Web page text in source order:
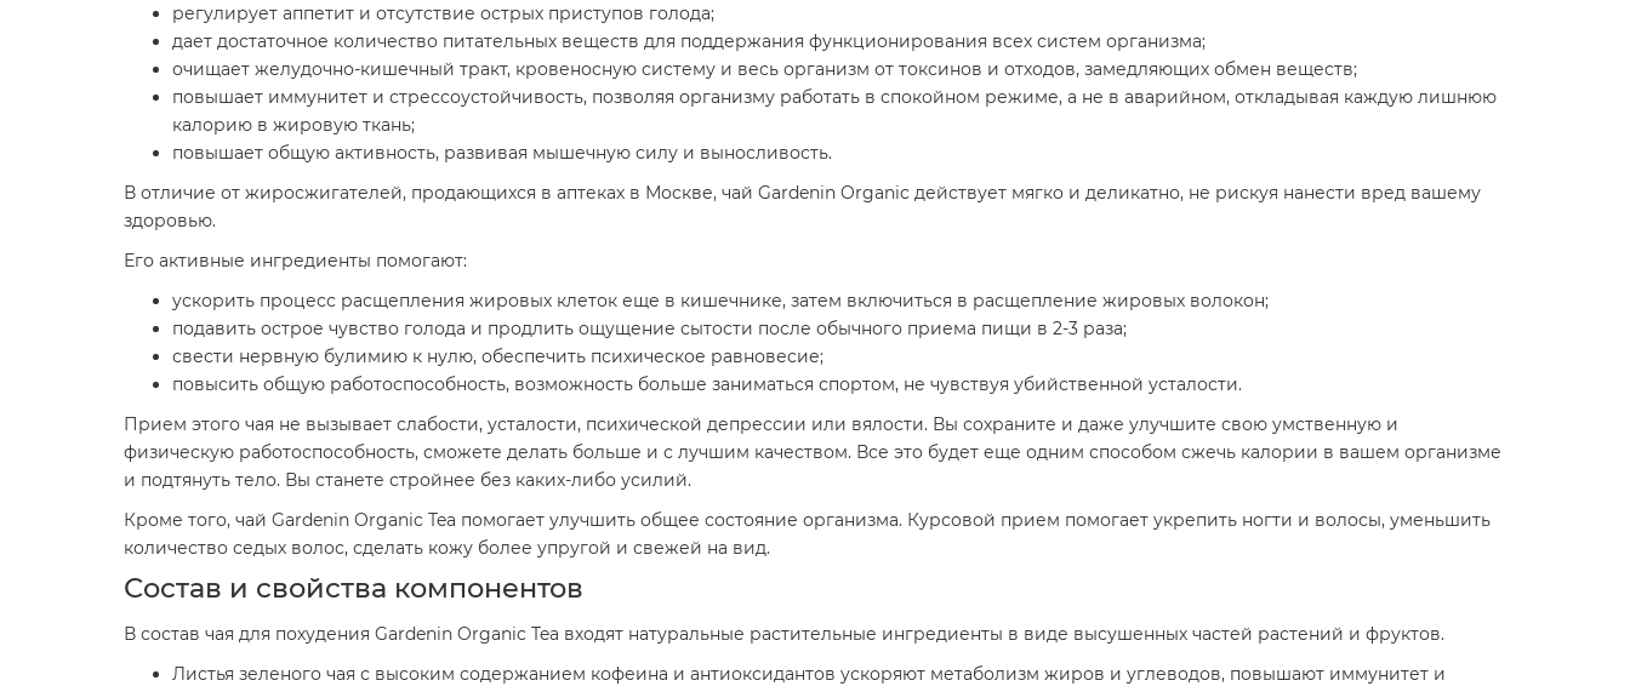
регулирует аппетит и отсутствие острых приступов голода;
дает достаточное количество питательных веществ для поддержания функционирования всех систем организма;
очищает желудочно-кишечный тракт, кровеносную систему и весь организм от токсинов и отходов, замедляющих обмен веществ;
повышает иммунитет и стрессоустойчивость, позволяя организму работать в спокойном режиме, а не в аварийном, откладывая каждую лишнюю
калорию в жировую ткань;
повышает общую активность, развивая мышечную силу и выносливость.
В отличие от жиросжигателей, продающихся в аптеках в Москве, чай Gardenin Organic действует мягко и деликатно, не рискуя нанести вред вашему
здоровью.
Его активные ингредиенты помогают:
ускорить процесс расщепления жировых клеток еще в кишечнике, затем включиться в расщепление жировых волокон;
подавить острое чувство голода и продлить ощущение сытости после обычного приема пищи в 2-3 раза;
свести нервную булимию к нулю, обеспечить психическое равновесие;
повысить общую работоспособность, возможность больше заниматься спортом, не чувствуя убийственной усталости.
Прием этого чая не вызывает слабости, усталости, психической депрессии или вялости. Вы сохраните и даже улучшите свою умственную и
физическую работоспособность, сможете делать больше и с лучшим качеством. Все это будет еще одним способом сжечь калории в вашем организме
и подтянуть тело. Вы станете стройнее без каких-либо усилий.
Кроме того, чай Gardenin Organic Tea помогает улучшить общее состояние организма. Курсовой прием помогает укрепить ногти и волосы, уменьшить
количество седых волос, сделать кожу более упругой и свежей на вид.
Состав и свойства компонентов
В состав чая для похудения Gardenin Organic Tea входят натуральные растительные ингредиенты в виде высушенных частей растений и фруктов.
Листья зеленого чая с высоким содержанием кофеина и антиоксидантов ускоряют метаболизм жиров и углеводов, повышают иммунитет и